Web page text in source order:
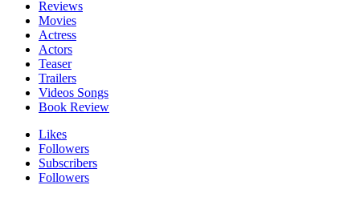
Reviews
Movies
Actress
Actors
Teaser
Trailers
Videos Songs
Book Review
Likes
Followers
Subscribers
Followers